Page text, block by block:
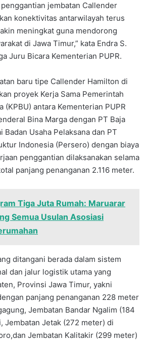
jembatan Callender
konektivitas antarwilayah terus
meningkat guna mendorong
di Jawa Timur,” kata Endra S.
Juru Bicara Kementerian PUPR.
baru tipe Callender Hamilton di
proyek Kerja Sama Pemerintah
(KPBU) antara Kementerian PUPR
Bina Marga dengan PT Baja
Badan Usaha Pelaksana dan PT
Indonesia (Persero) dengan biaya
penggantian dilaksanakan selama
panjang penanganan 2.116 meter.
Tiga Juta Rumah: Maruarar
Semua Usulan Asosiasi
ditangani berada dalam sistem
dan jalur logistik utama yang
Provinsi Jawa Timur, yakni
panjang penanganan 228 meter
Jembatan Bandar Ngalim (184
Jembatan Jetak (272 meter) di
Jembatan Kalitakir (299 meter)